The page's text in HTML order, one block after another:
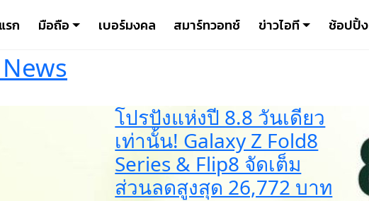
รก มือถือ เบอร์มงคล สมาร์ทวอทช์ ข่าวไอที ช้อปปิ้ง
โปรปังแห่งปี 8.8 วันเดียว
เท่านั้น! Galaxy Z Fold8
Series & Flip8 จัดเต็ม
ส่วนลดสูงสุด 26,772 บาท